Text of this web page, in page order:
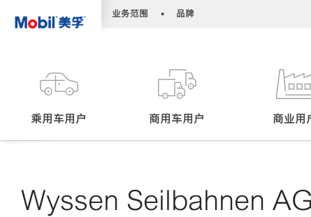
业务范围 • 品牌
乘用车用户 商用车用户 商业用
Wyssen Seilbahnen AG